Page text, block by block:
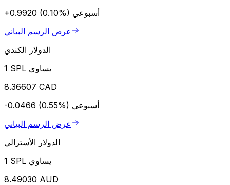
+0.9920 (0.10%) أسبوعي
عرض الرسم البياني
الدولار الكندي
1 SPL يساوي
8.36607 CAD
-0.0466 (0.55%) أسبوعي
عرض الرسم البياني
الدولار الأسترالي
1 SPL يساوي
8.49030 AUD